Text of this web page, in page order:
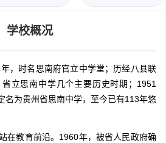
学校概况
时名思南府官立中学堂；历经八县联
立思南中学几个主要历史时期；1951
名为贵州省思南中学，至今已有113年悠
在教育前沿。1960年，被省人民政府确